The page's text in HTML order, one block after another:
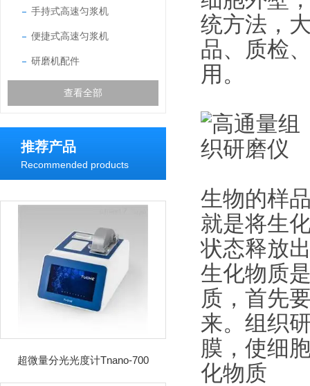
手持式高速匀浆机
便捷式高速匀浆机
研磨机配件
查看全部
推荐产品
Recommended products
超微量分光光度计Tnano-700
统方法，
品、质检
用。
生物的样
就是将生
状态释放
生化物质
质，首先
来。组织
膜，使细
化物质